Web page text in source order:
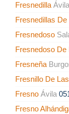
Fresnedilla Ávila
Fresnedillas
Fresnedoso
Fresnedoso De
Fresneña
Fresnillo De
Fresno Ávila
Fresno